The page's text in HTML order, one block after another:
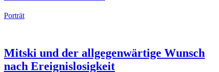
Porträt
Mitski und der allgegenwärtige Wunsch
nach Ereignislosigkeit